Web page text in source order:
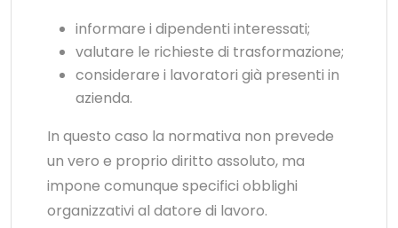
informare i dipendenti interessati;
valutare le richieste di trasformazione;
considerare i lavoratori già presenti in
azienda.
In questo caso la normativa non prevede
un vero e proprio diritto assoluto, ma
impone comunque specifici obblighi
organizzativi al datore di lavoro.